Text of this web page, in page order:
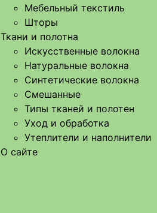
Мебельный текстиль
Шторы
Ткани и полотна
Искусственные волокна
Натуральные волокна
Синтетические волокна
Смешанные
Типы тканей и полотен
Уход и обработка
Утеплители и наполнители
О сайте